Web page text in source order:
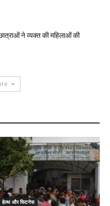
ने व्यक्त की महिलाओं की
हेल्थ और फिटनेस